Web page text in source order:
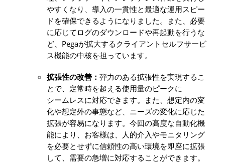
やすくなり、導入の一貫性と最適な運用スピー
ドを確保できるようになりました。また、必要
に応じてログのダウンロードや再起動を行うな
ど、 Pegaが拡大するクライアントセルフサービ
ス機能の中核を担っています。
拡張性の改善： 弾力のある拡張性を実現するこ
とで、定常時を超える使用量のピークに
シームレスに対応できます。また、想定内の変
化や想定外の事態など、ニーズの変化に応じた
拡張が容易になります。今回の高度な自動化機
能により、お客様は、人的介入やモニタリング
を必要とせずに信頼性の高い環境を即座に拡張
して、需要の急増に対応することができます。